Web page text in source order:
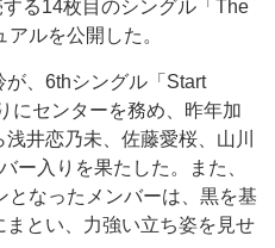
る14枚目のシングル「The
ルを公開した。
、6thシングル「Start
にセンターを務め、昨年加
井恋乃未、佐藤愛桜、山川
ー入りを果たした。また、
なったメンバーは、黒を基
とい、力強い立ち姿を見せ